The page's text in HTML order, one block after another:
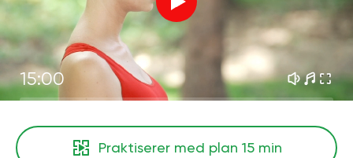
15:00
Praktiserer med plan 15 min